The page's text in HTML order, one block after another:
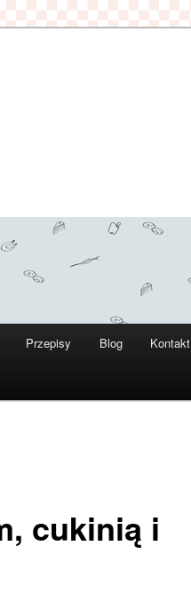
Przepisy Blog Kontakt
cukinią i